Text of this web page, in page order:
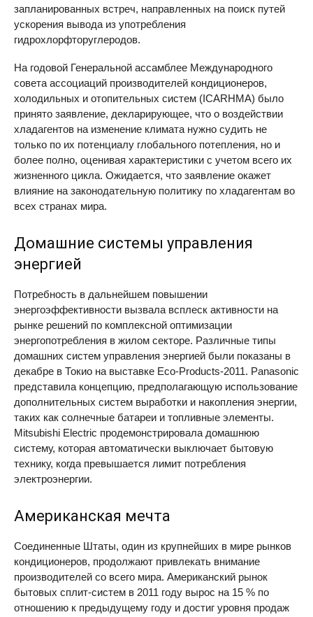
запланированных встреч, направленных на поиск путей
ускорения вывода из употребления
гидрохлорфторуглеродов.
На годовой Генеральной ассамблее Международного
совета ассоциаций производителей кондиционеров,
холодильных и отопительных систем (ICARHMA) было
принято заявление, декларирующее, что о воздействии
хладагентов на изменение климата нужно судить не
только по их потенциалу глобального потепления, но и
более полно, оценивая характеристики с учетом всего их
жизненного цикла. Ожидается, что заявление окажет
влияние на законодательную политику по хладагентам во
всех странах мира.
Домашние системы управления
энергией
Потребность в дальнейшем повышении
энергоэффективности вызвала всплеск активности на
рынке решений по комплексной оптимизации
энергопотребления в жилом секторе. Различные типы
домашних систем управления энергией были показаны в
декабре в Токио на выставке Eco-Products-2011. Panasonic
представила концепцию, предполагающую использование
дополнительных систем выработки и накопления энергии,
таких как солнечные батареи и топливные элементы.
Mitsubishi Electric продемонстрировала домашнюю
систему, которая автоматически выключает бытовую
технику, когда превышается лимит потребления
электроэнергии.
Американская мечта
Соединенные Штаты, один из крупнейших в мире рынков
кондиционеров, продолжают привлекать внимание
производителей со всего мира. Американский рынок
бытовых сплит-систем в 2011 году вырос на 15 % по
отношению к предыдущему году и достиг уровня продаж